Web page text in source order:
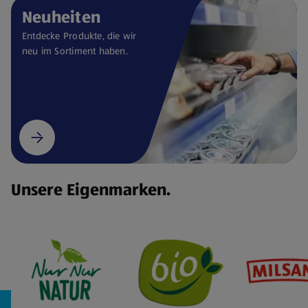
Neuheiten
Entdecke Produkte, die wir
neu im Sortiment haben.
Unsere Eigenmarken.